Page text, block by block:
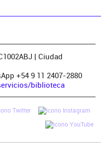
| Ciudad
+54 9 11 2407-2880
biblioteca